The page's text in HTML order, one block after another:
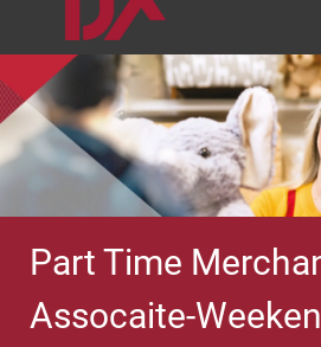
Part Time
Assocaite-